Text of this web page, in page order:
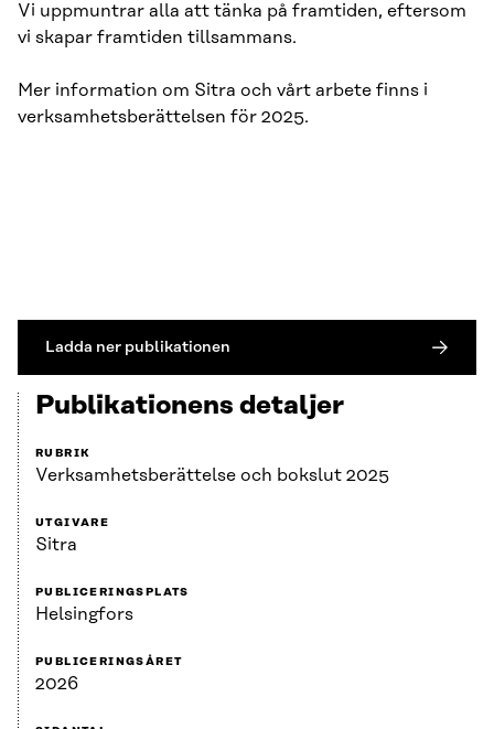
Vi uppmuntrar alla att tänka på framtiden, eftersom
vi skapar framtiden tillsammans.
Mer information om Sitra och vårt arbete finns i
verksamhetsberättelsen för 2025.
Ladda ner publikationen
Publikationens detaljer
RUBRIK
Verksamhetsberättelse och bokslut 2025
UTGIVARE
Sitra
PUBLICERINGSPLATS
Helsingfors
PUBLICERINGSÅRET
2026